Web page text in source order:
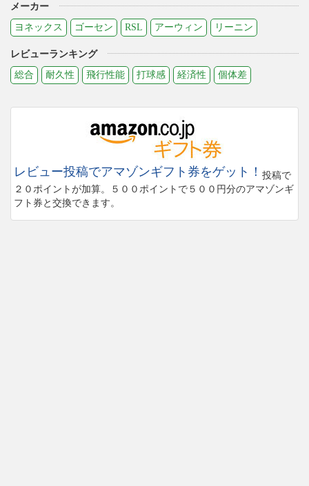
メーカー
ヨネックス
ゴーセン RSL アーウィン リーニン
レビューランキング
総合
耐久性 飛行性能 打球感 経済性 個体差
レビュー投稿でアマゾンギフト券をゲット！ 投稿で
２０ポイントが加算。５００ポイントで５００円分のアマゾンギ
フト券と交換できます。